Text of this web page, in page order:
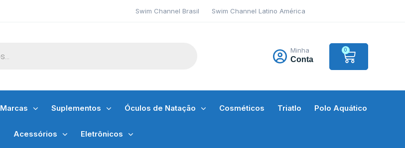
Swim Channel Brasil Swim Channel Latino América
Minha
Conta
0
Marcas Suplementos Óculos de Natação Cosméticos Triatlo Polo Aquático
Acessórios Eletrônicos